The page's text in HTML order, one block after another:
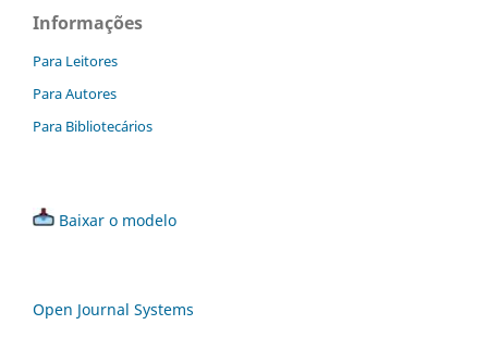
Informações
Para Leitores
Para Autores
Para Bibliotecários
Baixar o modelo
Open Journal Systems